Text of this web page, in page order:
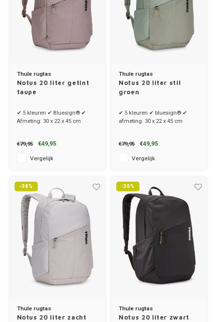
Thule rugtas
Notus 20 liter getint
taupe
✔ 5 kleuren ✔ Bluesign® ✔
Afmeting: 30 x 22 x 45 cm
€79,95 €49,95
Vergelijk
Thule rugtas
Notus 20 liter stil
groen
✔ 5 kleuren ✔ bluesign® ✔
afmeting: 30 x 22 x 45 cm
€79,95 €49,95
Vergelijk
-38%
Thule rugtas
Notus 20 liter zacht
-30%
Thule rugtas
Notus 20 liter zwart